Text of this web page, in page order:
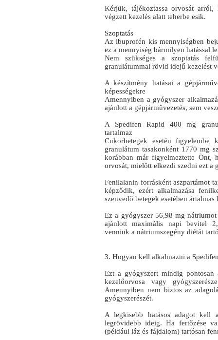
Kérjük, tájékoztassa orvosát
végzett kezelés alatt teherbe esik.
Szoptatás
Az ibuprofén kis mennyiségben
ez a mennyiség bármilyen hatással
Nem szükséges a szoptatás
granulátummal rövid idejű kezelést
A készítmény hatásai a
képességekre
Amennyiben a gyógyszer
ajánlott a gépjárművezetés, sem
A Spedifen Rapid 400 mg
tartalmaz
Cukorbetegek esetén
granulátum tasakonként 1770 mg
korábban már figyelmeztette Önt,
orvosát, mielőtt elkezdi szedni ezt a
Fenilalanin forrásként aszpartámot
képződik, ezért alkalmazása
szenvedő betegek esetében ártalmas
Ez a gyógyszer 56,98 mg
ajánlott maximális napi bevitel
venniük a nátriumszegény diétát
3. Hogyan kell alkalmazni a
Ezt a gyógyszert mindig
kezelőorvosa vagy
Amennyiben nem biztos az
gyógyszerészét.
A legkisebb hatásos adagot kell
legrövidebb ideig. Ha fertőzése
(például láz és fájdalom) tartósan